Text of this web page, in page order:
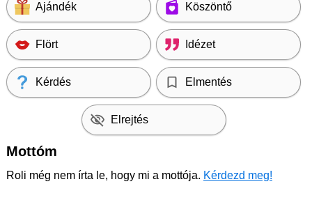
Ajándék Köszöntő
Flört Idézet
Kérdés Elmentés
Elrejtés
Mottóm
Roli még nem írta le, hogy mi a mottója. Kérdezd meg!